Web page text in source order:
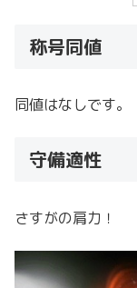
称号同値
同値はなしです。
守備適性
さすがの肩力！